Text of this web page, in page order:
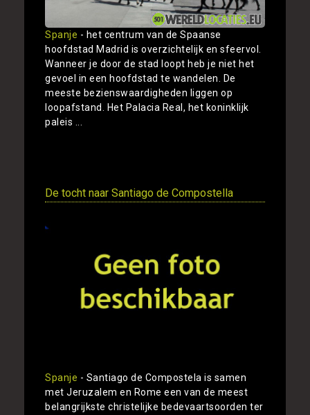
Spanje - het centrum van de Spaanse
hoofdstad Madrid is overzichtelijk en sfeervol.
Wanneer je door de stad loopt heb je niet het
gevoel in een hoofdstad te wandelen. De
meeste bezienswaardigheden liggen op
loopafstand. Het Palacia Real, het koninklijk
paleis ...
De tocht naar Santiago de Compostella
Spanje - Santiago de Compostela is samen
met Jeruzalem en Rome een van de meest
belangrijkste christelijke bedevaartsoorden ter